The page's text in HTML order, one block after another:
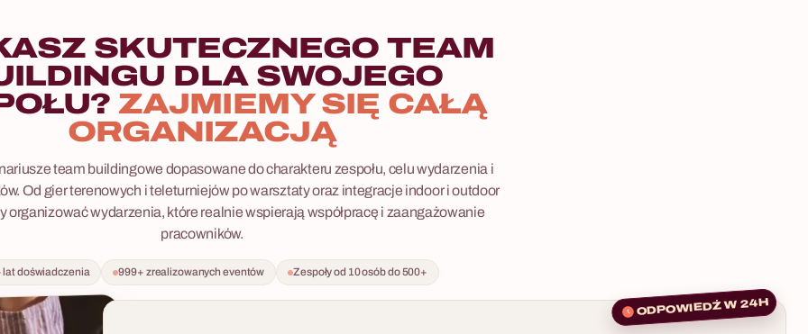
wybiera własną strategię
czasem i podejmuje decyzje
koniec każda drużyna musi
osobę i uzasadnić swój
się zazwyczaj w plenerze
— i nie wymaga żadnego
Las Zbrodni kompleksowo —
i weryfikacji terenu, przez
po opiekę project managera
lub jako element wyjazdu
z hotelem.
SKUTECZNEGO TEAM
DLA SWOJEGO
ZAJMIEMY SIĘ CAŁĄ
ORGANIZACJĄ
team buildingowe dopasowane do charakteru zespołu, celu wydarzenia i
Od gier terenowych i teleturniejów po warsztaty oraz integracje indoor i outdoor
wydarzenia, które realnie wspierają współpracę i zaangażowanie
pracowników.
lat doświadczenia 999+ zrealizowanych eventów Zespoły od 10 osób do 500+
ODPOWIEDŹ W 24H